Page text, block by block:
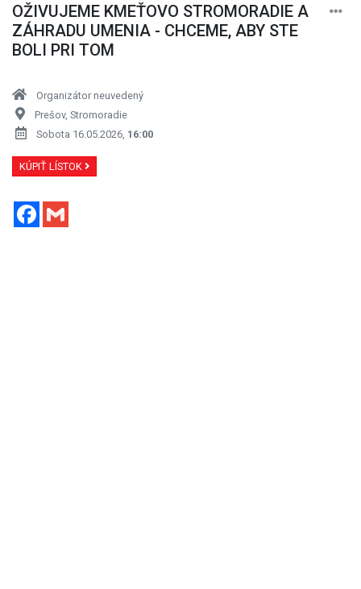
OŽIVUJEME KMEŤOVO STROMORADIE A
ZÁHRADU UMENIA - CHCEME, ABY STE
BOLI PRI TOM
Organizátor neuvedený
Prešov, Stromoradie
Sobota 16.05.2026, 16:00
KÚPIŤ LÍSTOK
Facebook